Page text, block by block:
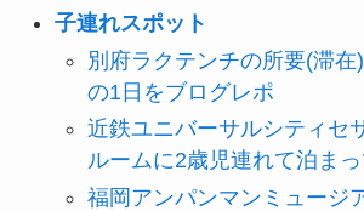
子連れスポット
別府ラクテンチの所要(滞
の1日をブログレポ
近鉄ユニバーサルシティセ
ルームに2歳児連れて泊ま
福岡アンパンマンミュージ